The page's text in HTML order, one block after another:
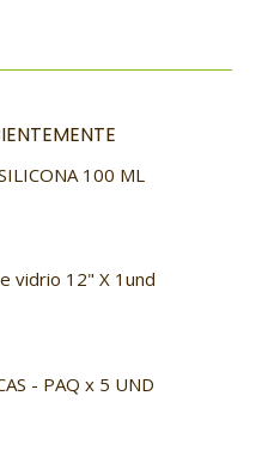
100 ML
vidrio 12" X 1und
- PAQ x 5 UND